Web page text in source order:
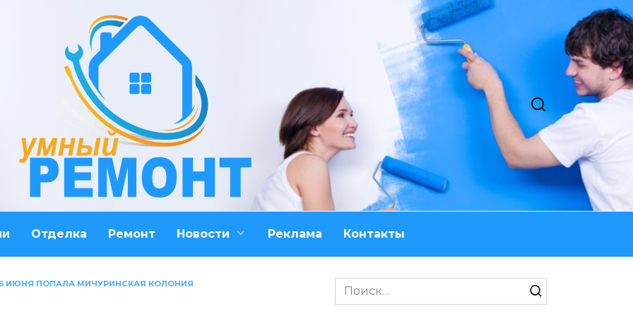
Отделка Ремонт Новости Реклама Контакты
ИЮНЯ ПОПАЛА МИЧУРИНСКАЯ КОЛОНИЯ
Search
for: